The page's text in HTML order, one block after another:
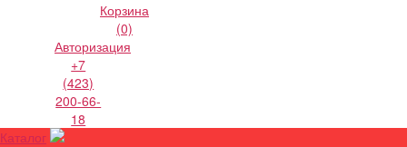
Корзина
(0)
Авторизация
+7
(423)
200-66-
18
Каталог